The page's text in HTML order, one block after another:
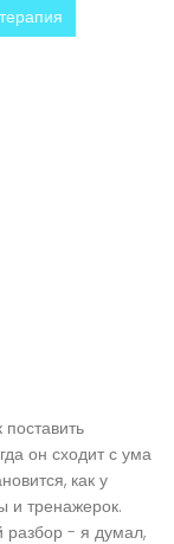
он сходит с ума
как у
и тренажерок.
разбор - я думал,